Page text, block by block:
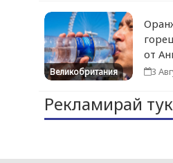
Великобритания
от
3
Рекламирай тук